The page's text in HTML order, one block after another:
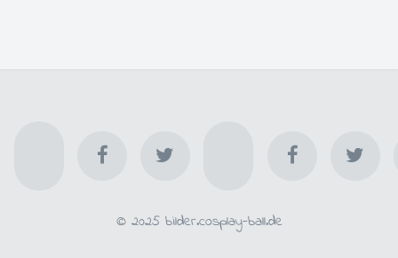
© 2025 bilder.cosplay-ball.de